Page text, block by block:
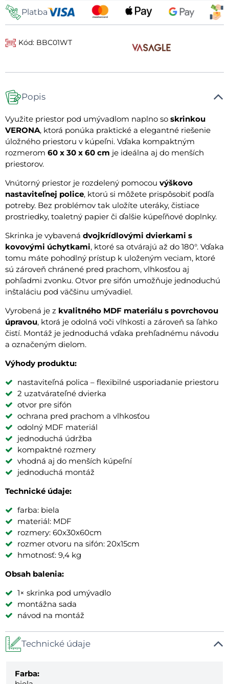
Platba
Kód: BBC01WT
Popis
Využite priestor pod umývadlom naplno so skrinkou
VERONA, ktorá ponúka praktické a elegantné riešenie
úložného priestoru v kúpeľni. Vďaka kompaktným
rozmerom 60 x 30 x 60 cm je ideálna aj do menších
priestorov.
Vnútorný priestor je rozdelený pomocou výškovo
nastaviteľnej police, ktorú si môžete prispôsobiť podľa
potreby. Bez problémov tak uložíte uteráky, čistiace
prostriedky, toaletný papier či ďalšie kúpeľňové doplnky.
Skrinka je vybavená dvojkrídlovými dvierkami s
kovovými úchytkami, ktoré sa otvárajú až do 180°. Vďaka
tomu máte pohodlný prístup k uloženým veciam, ktoré
sú zároveň chránené pred prachom, vlhkosťou aj
pohľadmi zvonku. Otvor pre sifón umožňuje jednoduchú
inštaláciu pod väčšinu umývadiel.
Vyrobená je z kvalitného MDF materiálu s povrchovou
úpravou, ktorá je odolná voči vlhkosti a zároveň sa ľahko
čistí. Montáž je jednoduchá vďaka prehľadnému návodu
a označeným dielom.
Výhody produktu:
nastaviteľná polica – flexibilné usporiadanie priestoru
2 uzatvárateľné dvierka
otvor pre sifón
ochrana pred prachom a vlhkosťou
odolný MDF materiál
jednoduchá údržba
kompaktné rozmery
vhodná aj do menších kúpeľní
jednoduchá montáž
Technické údaje:
farba: biela
materiál: MDF
rozmery: 60x30x60cm
rozmer otvoru na sifón: 20x15cm
hmotnosť: 9,4 kg
Obsah balenia:
1× skrinka pod umývadlo
montážna sada
návod na montáž
Technické údaje
Farba: